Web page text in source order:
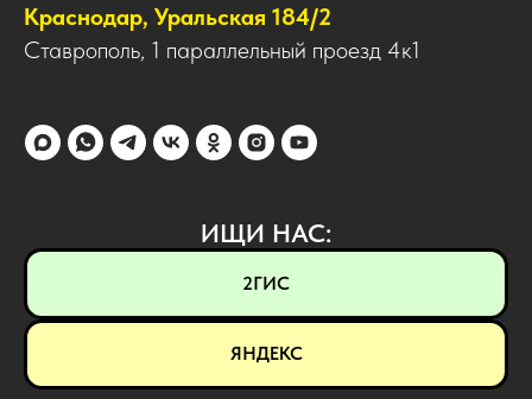
Краснодар, Уральская 184/2
Ставрополь, 1 параллельный проезд 4к1
ИЩИ НАС:
2ГИС
ЯНДЕКС